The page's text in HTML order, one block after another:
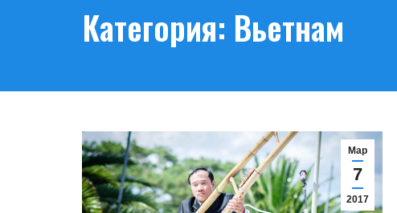
Категория: Вьетнам
Мар
7
2017